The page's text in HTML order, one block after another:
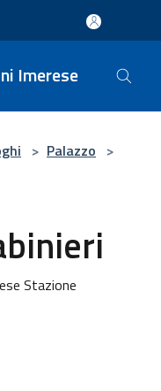
Imerese
> Palazzo >
Stazione